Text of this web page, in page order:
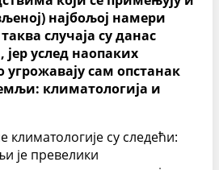
најбољој намери
случаја су данас
јер услед наопаких
угрожавају сам опстанак
климатологија и
климатологије су следећи:
је превелики